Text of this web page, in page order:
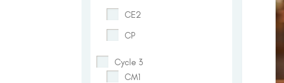
CE2
CP
Cycle 3
CM1